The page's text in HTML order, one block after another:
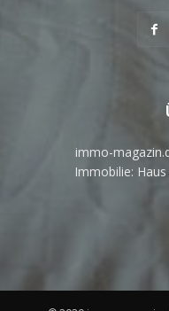
immo-
Immobilie: